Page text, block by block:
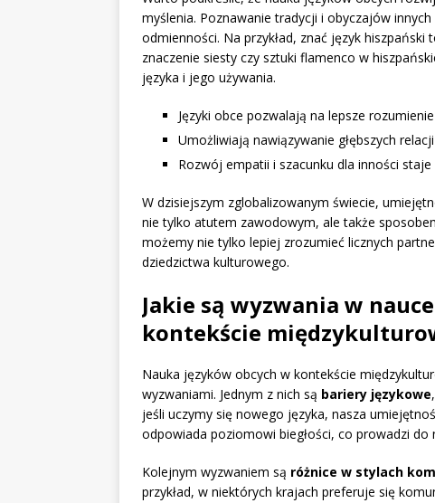
myślenia. Poznawanie tradycji i obyczajów
odmienności. Na przykład, znać język
znaczenie siesty czy sztuki flamenco w
języka i jego używania.
Języki obce pozwalają na lepsze
Umożliwiają nawiązywanie głębszych
Rozwój empatii i szacunku dla inności
W dzisiejszym zglobalizowanym świecie,
nie tylko atutem zawodowym, ale także
możemy nie tylko lepiej zrozumieć licznych
dziedzictwa kulturowego.
Jakie są wyzwania w
kontekście
Nauka języków obcych w kontekście
wyzwaniami. Jednym z nich są bariery językowe
jeśli uczymy się nowego języka, nasza
odpowiada poziomowi biegłości, co prowadzi do
Kolejnym wyzwaniem są różnice w stylach
przykład, w niektórych krajach preferuje się